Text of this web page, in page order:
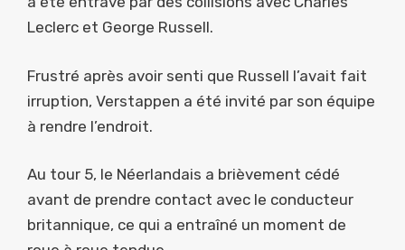
Leclerc et George Russell.
Frustré après avoir senti que Russell l’avait fait
irruption, Verstappen a été invité par son équipe
à rendre l’endroit.
Au tour 5, le Néerlandais a brièvement cédé
avant de prendre contact avec le conducteur
britannique, ce qui a entraîné un moment de